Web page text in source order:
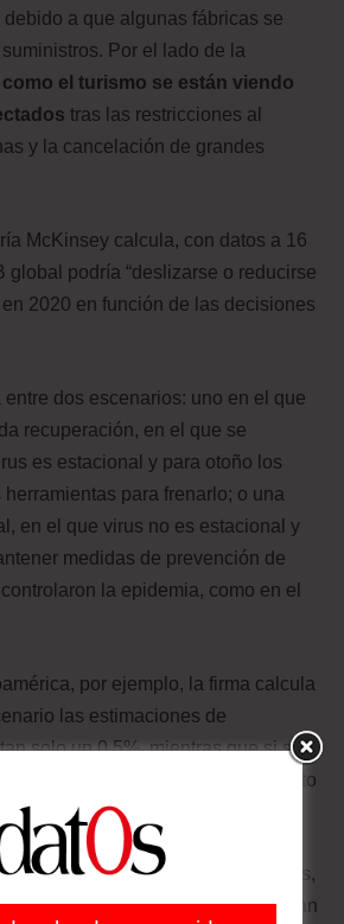
a que algunas fábricas se
Por el lado de la
el turismo se están viendo
tras las restricciones al
y la cancelación de grandes
McKinsey calcula, con datos a 16
global podría “deslizarse o reducirse
2020 en función de las decisiones
dos escenarios: uno en el que
recuperación, en el que se
es estacional y para otoño los
para frenarlo; o una
en el que virus no es estacional y
medidas de prevención de
la epidemia, como en el
por ejemplo, la firma calcula
las estimaciones de
solo un 0,5%, mientras que si se
los pronósticos de crecimiento
de la venta de materias primas,
latinoamericana, se encuentran